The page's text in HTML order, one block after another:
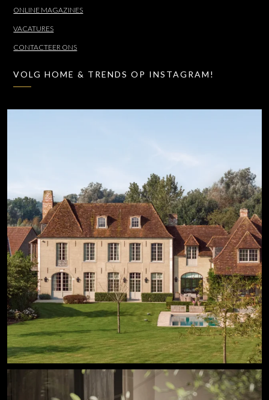
ONLINE MAGAZINES
VACATURES
CONTACTEER ONS
VOLG HOME & TRENDS OP INSTAGRAM!